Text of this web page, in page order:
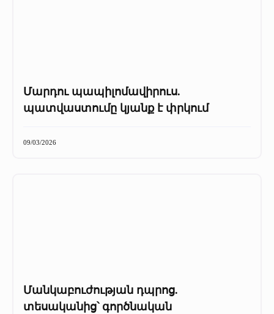
Մարդու պապիլոմավիրուս.
պատվաստումը կյանք է փրկում
09/03/2026
Մանկաբուժության դպրոց.
տեսականից՝ գործնական